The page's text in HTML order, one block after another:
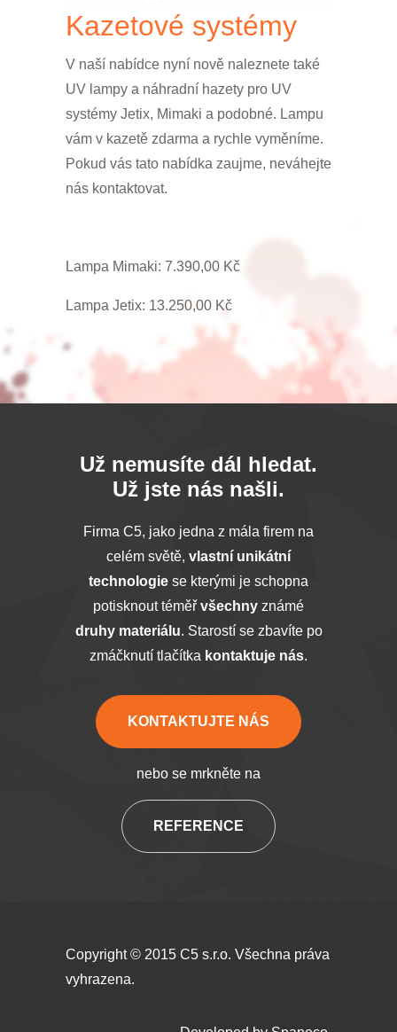
Kazetové systémy
V naší nabídce nyní nově naleznete také
UV lampy a náhradní hazety pro UV
systémy Jetix, Mimaki a podobné. Lampu
vám v kazetě zdarma a rychle vyměníme.
Pokud vás tato nabídka zaujme, neváhejte
nás kontaktovat.
Lampa Mimaki: 7.390,00 Kč
Lampa Jetix: 13.250,00 Kč
Už nemusíte dál hledat.
Už jste nás našli.
Firma C5, jako jedna z mála firem na
celém světě, vlastní unikátní
technologie se kterými je schopna
potisknout téměř všechny známé
druhy materiálu. Starostí se zbavíte po
zmáčknutí tlačítka kontaktuje nás.
KONTAKTUJTE NÁS
nebo se mrkněte na
REFERENCE
Copyright © 2015 C5 s.r.o. Všechna práva
vyhrazena.